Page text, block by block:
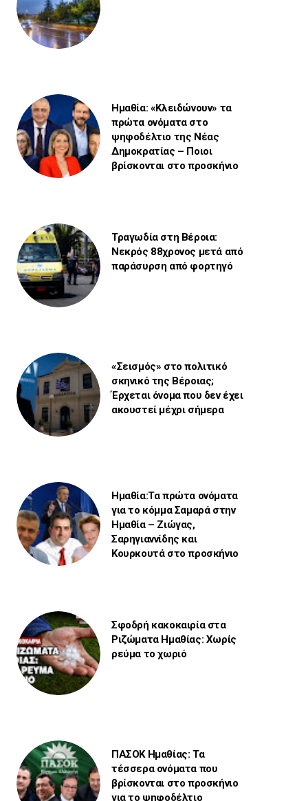
Ημαθία: «Κλειδώνουν» τα
πρώτα ονόματα στο
ψηφοδέλτιο της Νέας
Δημοκρατίας – Ποιοι
βρίσκονται στο προσκήνιο
Τραγωδία στη Βέροια:
Νεκρός 88χρονος μετά από
παράσυρση από φορτηγό
«Σεισμός» στο πολιτικό
σκηνικό της Βέροιας;
Έρχεται όνομα που δεν έχει
ακουστεί μέχρι σήμερα
Ημαθία:Τα πρώτα ονόματα
για το κόμμα Σαμαρά στην
Ημαθία – Ζιώγας,
Σαρηγιαννίδης και
Κουρκουτά στο προσκήνιο
Σφοδρή κακοκαιρία στα
Ριζώματα Ημαθίας: Χωρίς
ρεύμα το χωριό
ΠΑΣΟΚ Ημαθίας: Τα
τέσσερα ονόματα που
βρίσκονται στο προσκήνιο
για το ψηφοδέλτιο